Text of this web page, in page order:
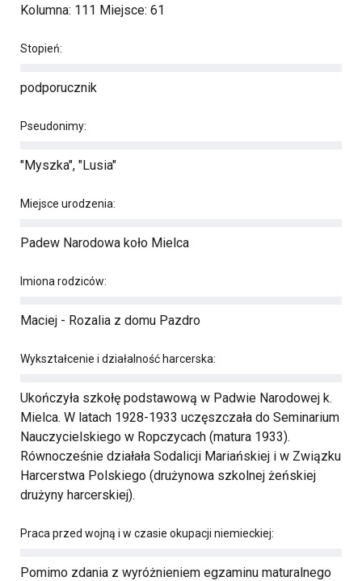
Kolumna: 111 Miejsce: 61
Stopień:
podporucznik
Pseudonimy:
"Myszka", "Lusia"
Miejsce urodzenia:
Padew Narodowa koło Mielca
Imiona rodziców:
Maciej - Rozalia z domu Pazdro
Wykształcenie i działalność harcerska:
Ukończyła szkołę podstawową w Padwie Narodowej k.
Mielca. W latach 1928-1933 uczęszczała do Seminarium
Nauczycielskiego w Ropczycach (matura 1933).
Równocześnie działała Sodalicji Mariańskiej i w Związku
Harcerstwa Polskiego (drużynowa szkolnej żeńskiej
drużyny harcerskiej).
Praca przed wojną i w czasie okupacji niemieckiej:
Pomimo zdania z wyróżnieniem egzaminu maturalnego